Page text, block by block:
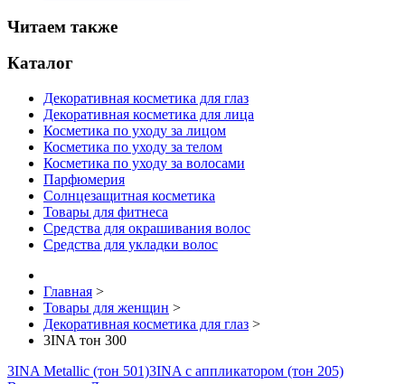
Читаем также
Каталог
Декоративная косметика для глаз
Декоративная косметика для лица
Косметика по уходу за лицом
Косметика по уходу за телом
Косметика по уходу за волосами
Парфюмерия
Солнцезащитная косметика
Товары для фитнеса
Средства для окрашивания волос
Средства для укладки волос
Главная >
Товары для женщин >
Декоративная косметика для глаз >
3INA тон 300
3INA Metallic (тон 501)3INA с аппликатором (тон 205)